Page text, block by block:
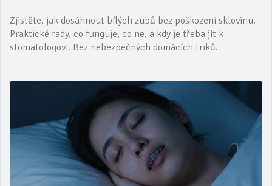
Zjistěte, jak dosáhnout bílých zubů bez poškození sklovinu.
Praktické rady, co funguje, co ne, a kdy je třeba jít k
stomatologovi. Bez nebezpečných domácích triků.